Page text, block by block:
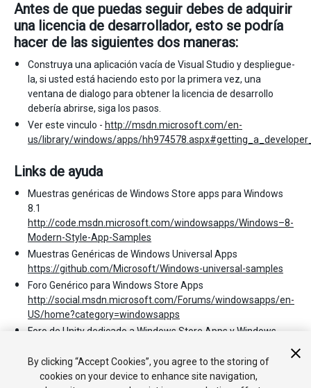
Antes de que puedas seguir debes de adquirir
una licencia de desarrollador, esto se podría
hacer de las siguientes dos maneras:
Construya una aplicación vacía de Visual Studio y despliegue-
la, si usted está haciendo esto por la primera vez, una
ventana de dialogo para obtener la licencia de desarrollo
debería abrirse, siga los pasos.
Ver este vinculo - http://msdn.microsoft.com/en-
us/library/windows/apps/
Links de ayuda
Muestras genéricas de Windows Store apps para Windows
8.1
http://code.msdn.microsoft.com/windowsapps/Windows–8-
Modern-Style-App-Samples
Muestras Genéricas de Windows Universal Apps
https://github.com/Microsoft/Windows-universal-samples
Foro Genérico para Windows Store Apps
http://social.msdn.microsoft.com/Forums/windowsapps/en-
US/home?category=windowsapps
Foro de Unity dedicado a Windows Store Apps y Windows
Development
By clicking “Accept Cookies”, you agree to the storing of
cookies on your device to enhance site navigation,